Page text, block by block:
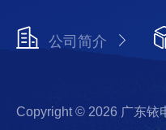
公司简介
Copyright © 2026 广东铱